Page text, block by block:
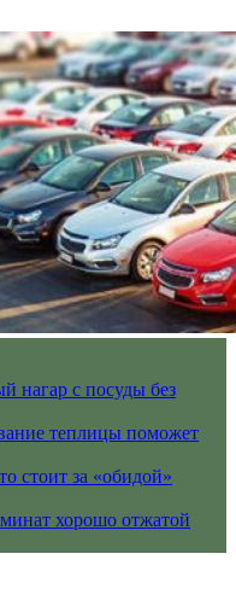
нагар с посуды без
теплицы поможет
стоит за «обидой»
хорошо отжатой